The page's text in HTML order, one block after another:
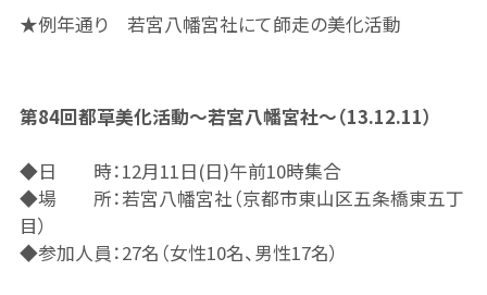
★例年通り 若宮八幡宮社にて師走の美化活動
第84回都草美化活動～若宮八幡宮社～（13.12.11）
◆日 時：12月11日(日)午前10時集合
◆場 所：若宮八幡宮社（京都市東山区五条橋東五丁
目）
◆参加人員：27名（女性10名、男性17名）